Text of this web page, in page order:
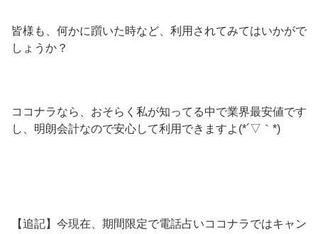
皆様も、何かに躓いた時など、利用されてみてはいかがで
しょうか？
ココナラなら、おそらく私が知ってる中で業界最安値です
し、明朗会計なので安心して利用できますよ(*´▽｀*)
【追記】今現在、期間限定で電話占いココナラではキャン